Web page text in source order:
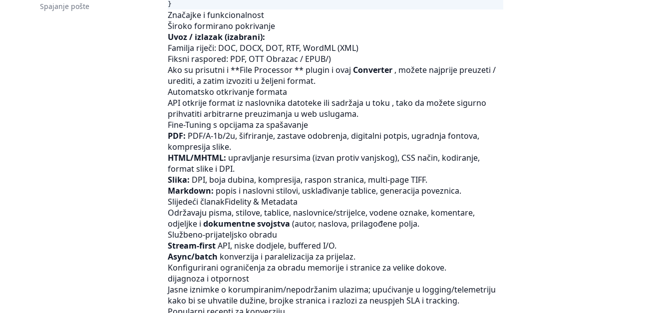
Spajanje pošte
}
Značajke i funkcionalnost
Široko formirano pokrivanje
Uvoz / izlazak (izabrani):
Familja riječi: DOC, DOCX, DOT, RTF, WordML (XML)
Fiksni raspored: PDF, OTT Obrazac / EPUB/)
Ako su prisutni i **File Processor ** plugin i ovaj Converter , možete najprije preuzeti /
urediti, a zatim izvoziti u željeni format.
Automatsko otkrivanje formata
API otkrije format iz naslovnika datoteke ili sadržaja u toku , tako da možete sigurno
prihvatiti arbitrarne preuzimanja u web uslugama.
Fine-Tuning s opcijama za spašavanje
PDF: PDF/A‐1b/2u, šifriranje, zastave odobrenja, digitalni potpis, ugradnja fontova,
kompresija slike.
HTML/MHTML: upravljanje resursima (izvan protiv vanjskog), CSS način, kodiranje,
format slike i DPI.
Slika: DPI, boja dubina, kompresija, raspon stranica, multi-page TIFF.
Markdown: popis i naslovni stilovi, usklađivanje tablice, generacija poveznica.
Slijedeći članakFidelity & Metadata
Održavaju pisma, stilove, tablice, naslovnice/strijelce, vodene oznake, komentare,
odjeljke i dokumentne svojstva (autor, naslova, prilagođene polja.
Službeno-prijateljsko obradu
Stream-firstAPI, niske dodjele, buffered I/O.
Async/batch konverzija i paralelizacija za prijelaz.
Konfigurirani ograničenja za obradu memorije i stranice za velike dokove.
dijagnoza i otpornost
Jasne iznimke o korumpiranim/nepodržanim ulazima; upućivanje u logging/telemetriju
kako bi se uhvatile dužine, brojke stranica i razlozi za neuspjeh SLA i tracking.